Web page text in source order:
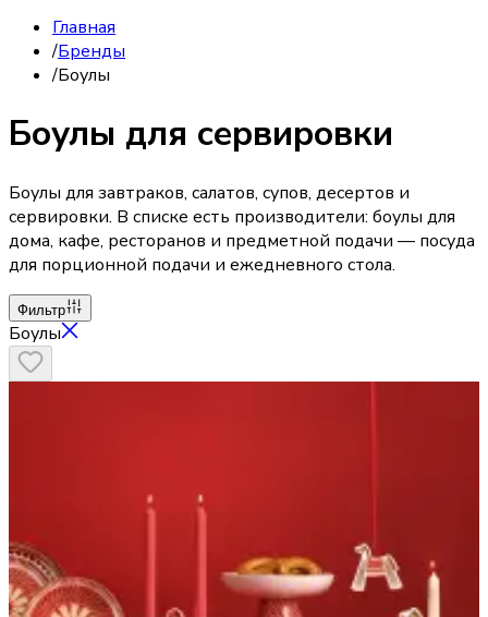
Главная
/Бренды
/Боулы
Боулы для сервировки
Боулы для завтраков, салатов, супов, десертов и
сервировки. В списке есть производители: боулы для
дома, кафе, ресторанов и предметной подачи — посуда
для порционной подачи и ежедневного стола.
Фильтр
Боулы